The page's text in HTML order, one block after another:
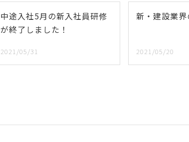
中途入社5月の新入社員研修
が終了しました！
2021/05/31
新・建設業
2021/05/20